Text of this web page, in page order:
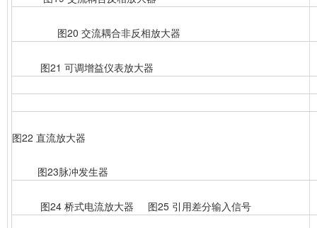
图20 交流耦合非反相放大器
图21 可调增益仪表放大器
图22 直流放大器
图23脉冲发生器
图24 桥式电流放大器 图25 引用差分输入信号